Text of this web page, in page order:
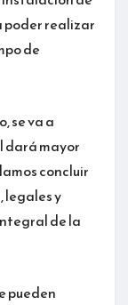
poder realizar
de
se va a
dará mayor
concluir
legales y
de la
pueden